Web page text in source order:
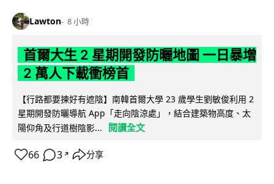
Lawton 8 小時
首爾大生 2 星期開發防曬地圖 一日暴增
2 萬人下載衝榜首
【行路都要揀好有遮陰】南韓首爾大學 23 歲學生劉敏俊利用 2
星期開發防曬導航 App「走向陰涼處」，結合建築物高度、太
陽仰角及行道樹陰影...
閱讀全文
66 3 ↗ 分享